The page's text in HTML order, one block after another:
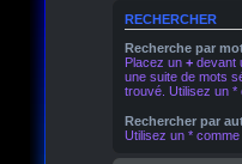
RECHERCHER
Recherche par
Placez un +devant
une suite de mots
trouvé. Utilisez un *
Rechercher par
Utilisez un *